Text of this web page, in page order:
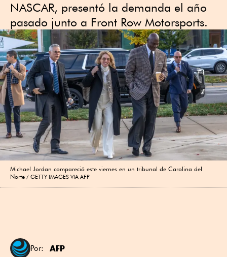
NASCAR, presentó la demanda el año
pasado junto a Front Row Motorsports.
Michael Jordan compareció este viernes en un tribunal de Carolina del
Norte
GETTY IMAGES VIA AFP
Por: AFP